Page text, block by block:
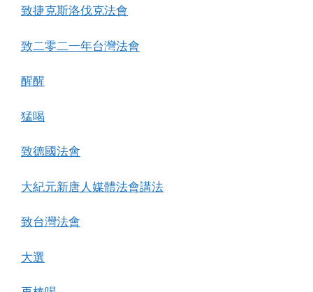
致捷克斯洛伐克法會
致二零二一年台灣法會
醒醒
猛喝
致德國法會
大紀元新唐人媒體法會講法
致台灣法會
大選